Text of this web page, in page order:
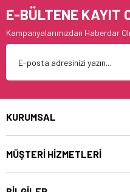
E-BÜLTENE KAYIT
Kampanyalarımızdan Haberdar
KURUMSAL
MÜŞTERİ HİZMETLERİ